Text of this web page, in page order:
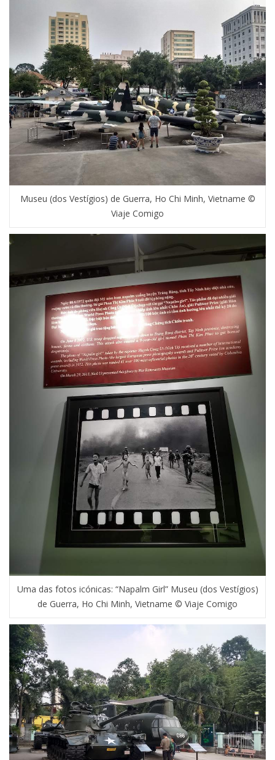
Museu (dos Vestígios) de Guerra, Ho Chi Minh, Vietname ©
Viaje Comigo
Uma das fotos icónicas: “Napalm Girl” Museu (dos Vestígios)
de Guerra, Ho Chi Minh, Vietname © Viaje Comigo